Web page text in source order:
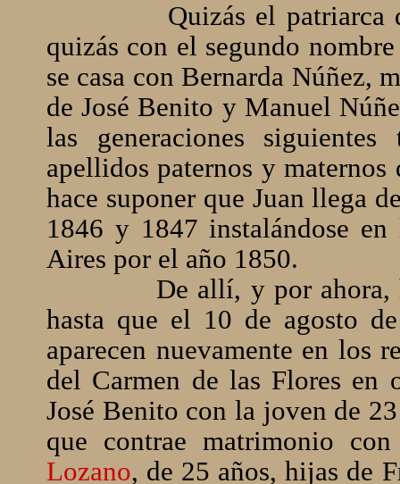
Quizás el
quizás con el segundo
se casa con Bernarda Núñez,
de José Benito y Manuel
las generaciones
apellidos paternos y maternos
hace suponer que Juan llega
1846 y 1847 instalándose
Aires por el año 1850.
De allí, y por ahora,
hasta que el 10 de agosto
aparecen nuevamente en los
del Carmen de las Flores en
José Benito con la joven de
que contrae matrimonio
Lozano, de 25 años, hijas de